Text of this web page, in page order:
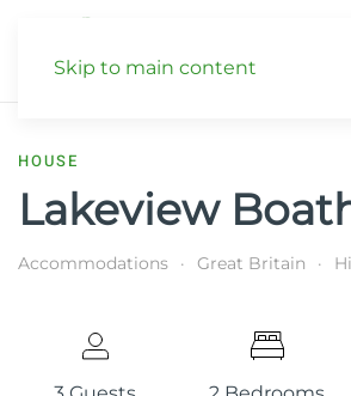
Skip to main content
HOUSE
Lakeview
Accommodations Great Britain